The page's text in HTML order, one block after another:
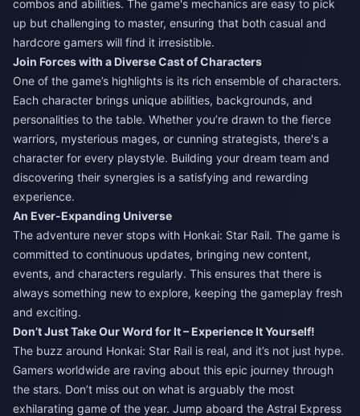
combos and abilities. The game's mechanics are easy to pick
up but challenging to master, ensuring that both casual and
hardcore gamers will find it irresistible.
Join Forces with a Diverse Cast of Characters
One of the game’s highlights is its rich ensemble of characters.
Each character brings unique abilities, backgrounds, and
personalities to the table. Whether you’re drawn to the fierce
warriors, mysterious mages, or cunning strategists, there's a
character for every playstyle. Building your dream team and
discovering their synergies is a satisfying and rewarding
experience.
An Ever-Expanding Universe
The adventure never stops with Honkai: Star Rail. The game is
committed to continuous updates, bringing new content,
events, and characters regularly. This ensures that there is
always something new to explore, keeping the gameplay fresh
and exciting.
Don’t Just Take Our Word for It – Experience It Yourself!
The buzz around Honkai: Star Rail is real, and it’s not just hype.
Gamers worldwide are raving about this epic journey through
the stars. Don’t miss out on what is arguably the most
exhilarating game of the year. Jump aboard the Astral Express